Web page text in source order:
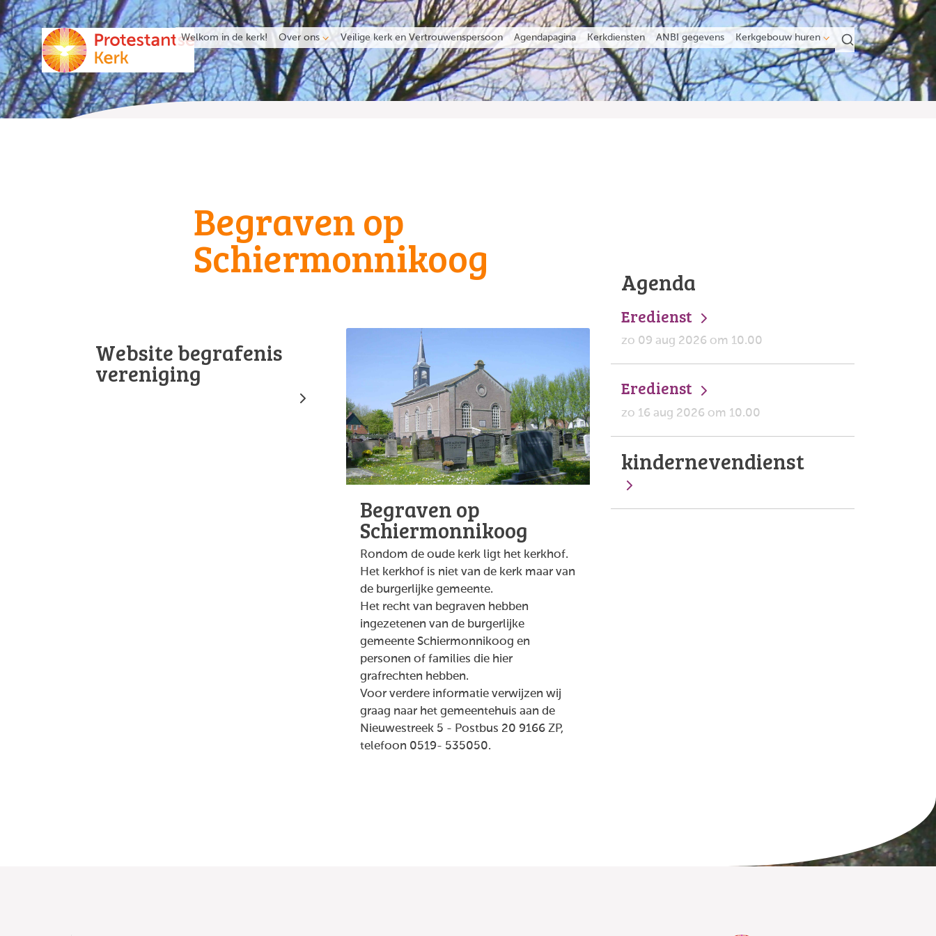
Welkom in de kerk! Over ons Veilige kerk en Vertrouwenspersoon Agendapagina Kerkdiensten ANBI gegevens Kerkgebouw huren
Begraven op
Schiermonnikoog
Website begrafenis
vereniging
Begraven op
Schiermonnikoog
Rondom de oude kerk ligt het kerkhof.
Het kerkhof is niet van de kerk maar van
de burgerlijke gemeente.
Het recht van begraven hebben
ingezetenen van de burgerlijke
gemeente Schiermonnikoog en
personen of families die hier
grafrechten hebben.
Voor verdere informatie verwijzen wij
graag naar het gemeentehuis aan de
Nieuwestreek 5 - Postbus 20 9166 ZP,
telefoon 0519- 535050.
Agenda
Eredienst
zo 09 aug 2026 om 10.00
Eredienst
zo 16 aug 2026 om 10.00
kindernevendienst